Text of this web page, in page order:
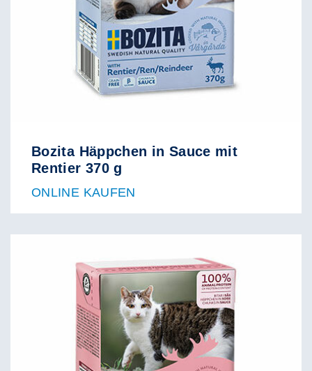
Bozita Häppchen in Sauce mit
Rentier 370 g
ONLINE KAUFEN